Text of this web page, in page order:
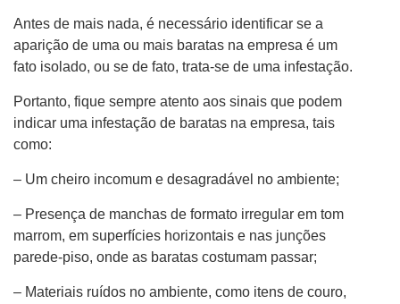
Antes de mais nada, é necessário identificar se a
aparição de uma ou mais baratas na empresa é um
fato isolado, ou se de fato, trata-se de uma infestação.
Portanto, fique sempre atento aos sinais que podem
indicar uma infestação de baratas na empresa, tais
como:
– Um cheiro incomum e desagradável no ambiente;
– Presença de manchas de formato irregular em tom
marrom, em superfícies horizontais e nas junções
parede-piso, onde as baratas costumam passar;
– Materiais ruídos no ambiente, como itens de couro,